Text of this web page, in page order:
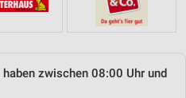
zwischen 08:00 Uhr und